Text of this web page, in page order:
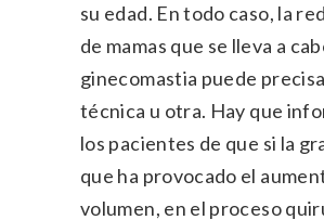
su edad. En todo caso, la
de mamas que se lleva a
ginecomastia puede
técnica u otra. Hay que
los pacientes de que si la
que ha provocado el
volumen, en el proceso